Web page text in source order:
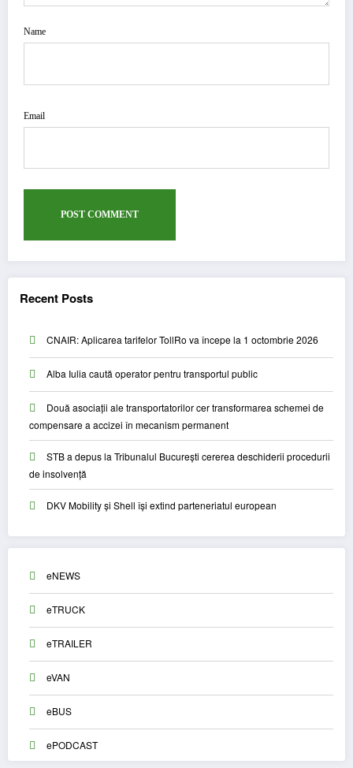
Name
Email
Recent Posts
CNAIR: Aplicarea tarifelor TollRo va începe la 1 octombrie 2026
Alba Iulia caută operator pentru transportul public
Două asociații ale transportatorilor cer transformarea schemei de
compensare a accizei în mecanism permanent
STB a depus la Tribunalul București cererea deschiderii procedurii
de insolvență
DKV Mobility și Shell își extind parteneriatul european
eNEWS
eTRUCK
eTRAILER
eVAN
eBUS
ePODCAST